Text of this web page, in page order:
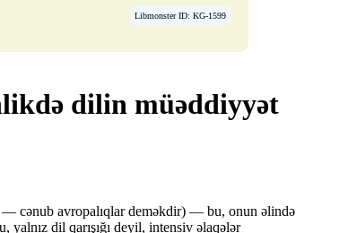
Libmonster ID: KG-1599
dilin müəddiyyət
cənub avropalıqlar deməkdir) — bu, onun əlində
dil qarışığı deyil, intensiv əlaqələr